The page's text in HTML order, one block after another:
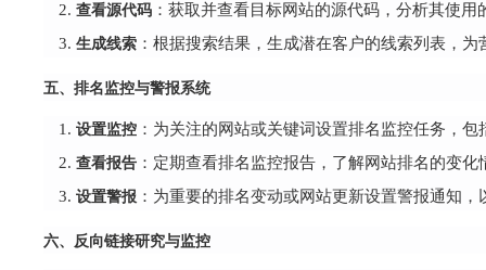
查看源代码 ：获取并查看目标网站的源代码，分析其使用
生成线索 ：根据搜索结果，生成潜在客户的线索列表，
五、排名监控与警报系统
设置监控 ：为关注的网站或关键词设置排名监控任务，
查看报告 ：定期查看排名监控报告，了解网站排名的变化
设置警报 ：为重要的排名变动或网站更新设置警报通知，
六、反向链接研究与监控